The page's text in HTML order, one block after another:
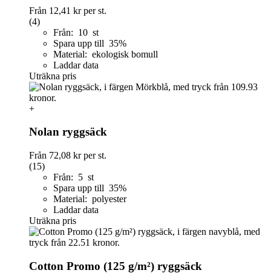
Från 12,41 krper st.
(4)
Från: 10 st
Spara upp till 35%
Material: ekologisk bomull
Laddar data
Uträkna pris
+
Nolan ryggsäck
Från 72,08 krper st.
(15)
Från: 5 st
Spara upp till 35%
Material: polyester
Laddar data
Uträkna pris
Cotton Promo (125 g/m²) ryggsäck